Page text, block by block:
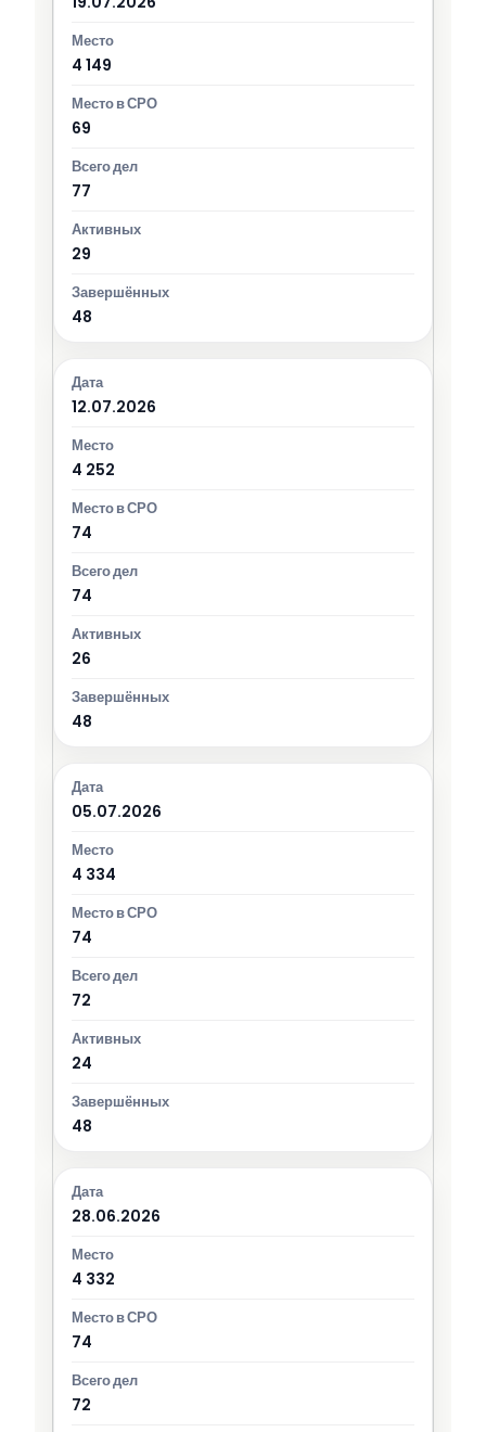
4 149
69
77
29
48
12.07.2026
4 252
74
74
26
48
05.07.2026
4 334
74
72
24
48
28.06.2026
4 332
74
72